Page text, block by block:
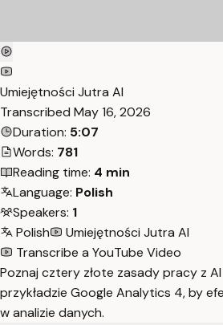
Umiejętności Jutra AI
Transcribed May 16, 2026
Duration: 5:07
Words: 781
Reading time: 4 min
Language: Polish
Speakers: 1
Polish
Umiejętności Jutra AI
Transcribe a YouTube Video
Poznaj cztery złote zasady pracy z
przykładzie Google Analytics 4, by
w analizie danych.